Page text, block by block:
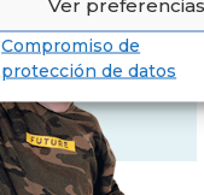
Compromiso de
protección de datos